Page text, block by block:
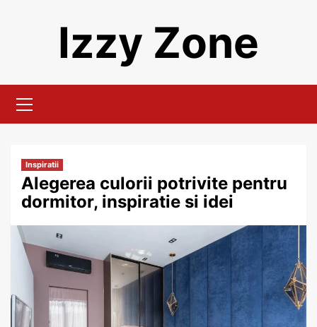
Izzy Zone
Menu
Inspiratii
Alegerea culorii potrivite pentru
dormitor, inspiratie si idei